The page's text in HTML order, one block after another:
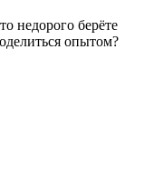
недорого берёте
опытом?